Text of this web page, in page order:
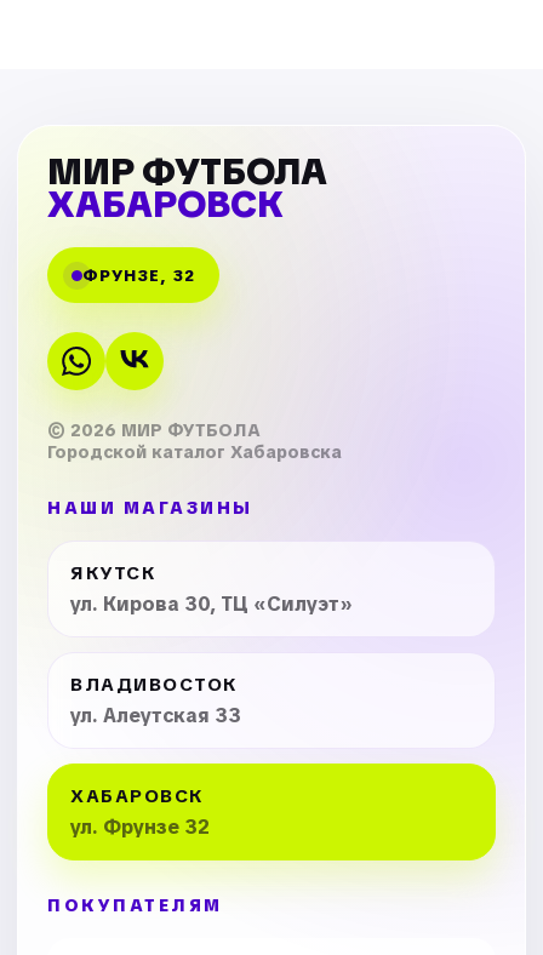
МИР ФУТБОЛА
ХАБАРОВСК
ФРУНЗЕ, 32
© 2026 МИР ФУТБОЛА
Городской каталог Хабаровска
НАШИ МАГАЗИНЫ
ЯКУТСК
ул. Кирова 30, ТЦ «Силуэт»
ВЛАДИВОСТОК
ул. Алеутская 33
ХАБАРОВСК
ул. Фрунзе 32
ПОКУПАТЕЛЯМ